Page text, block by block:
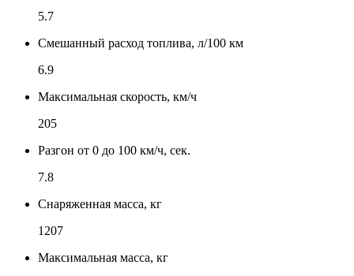
5.7
Смешанный расход топлива, л/100 км
6.9
Максимальная скорость, км/ч
205
Разгон от 0 до 100 км/ч, сек.
7.8
Снаряженная масса, кг
1207
Максимальная масса, кг